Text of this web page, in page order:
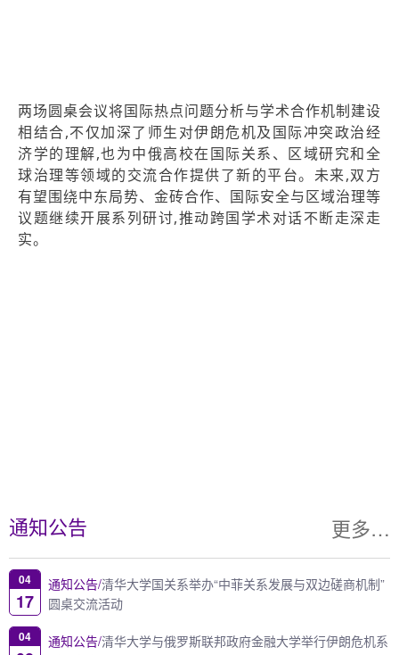
通知公告 更多…
04
17
通知公告/清华大学国关系举办“中菲关系发展与双边磋商机制”
圆桌交流活动
04 通知公告/清华大学与俄罗斯联邦政府金融大学举行伊朗危机系
两场圆桌会议将国际热点问题分析与学术合作机制建设
相结合,不仅加深了师生对伊朗危机及国际冲突政治经
济学的理解,也为中俄高校在国际关系、区域研究和全
球治理等领域的交流合作提供了新的平台。未来,双方
有望围绕中东局势、金砖合作、国际安全与区域治理等
议题继续开展系列研讨,推动跨国学术对话不断走深走
实。